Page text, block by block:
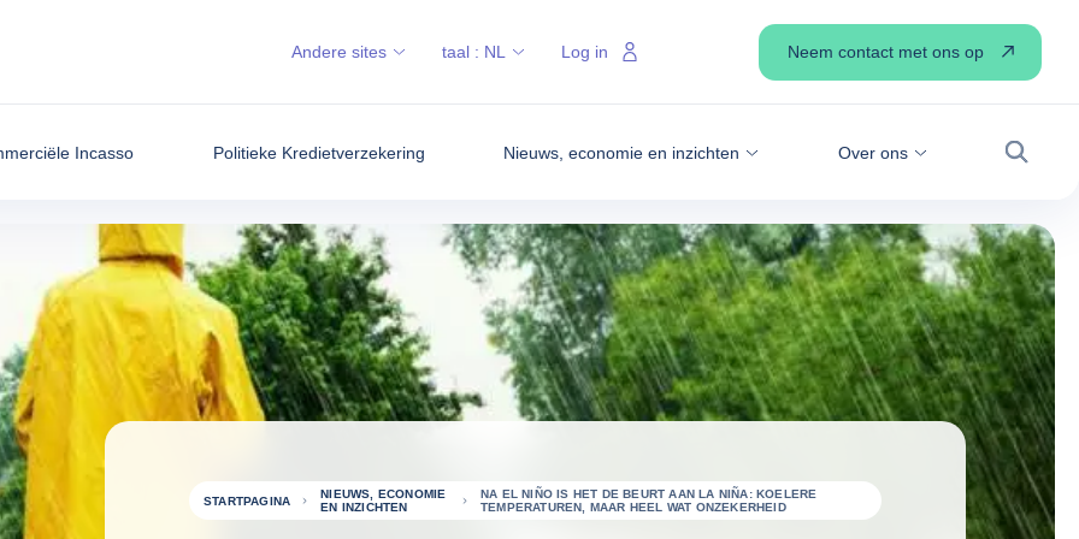
Incasso Politieke Kredietverzekering Nieuws, economie en inzichten Over ons
Zoek
Andere sites taal : NL Log in Neem contact met ons op
STARTPAGINA
NIEUWS, ECONOMIE
EN INZICHTEN
NA EL NIÑO IS HET DE BEURT AAN LA NIÑA: KOELERE
TEMPERATUREN, MAAR HEEL WAT ONZEKERHEID